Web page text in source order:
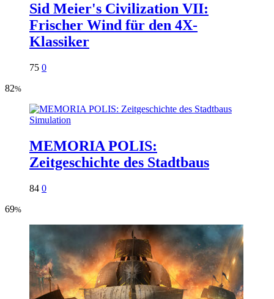
Sid Meier's Civilization VII:
Frischer Wind für den 4X-
Klassiker
75 0
82%
Simulation
MEMORIA POLIS:
Zeitgeschichte des Stadtbaus
84 0
69%